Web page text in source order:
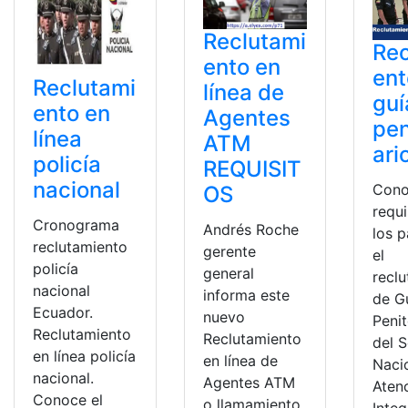
Reclutami
ento en
línea
policía
nacional
Cronograma
reclutamiento
policía
nacional
Ecuador.
Reclutamiento
en línea policía
nacional.
Conoce el
Reclutami
ento en
línea de
Agentes
ATM
REQUISIT
OS
Andrés Roche
gerente
general
informa este
nuevo
Reclutamiento
en línea de
Agentes ATM
los
el
de
del